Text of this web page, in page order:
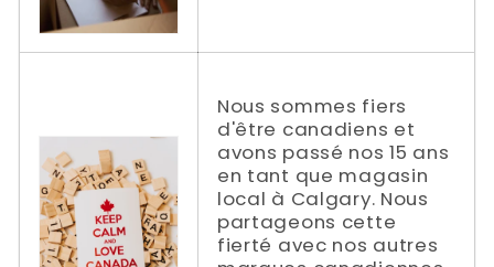
Nous sommes fiers
d'être canadiens et
avons passé nos 15 ans
en tant que magasin
local à Calgary. Nous
partageons cette
fierté avec nos autres